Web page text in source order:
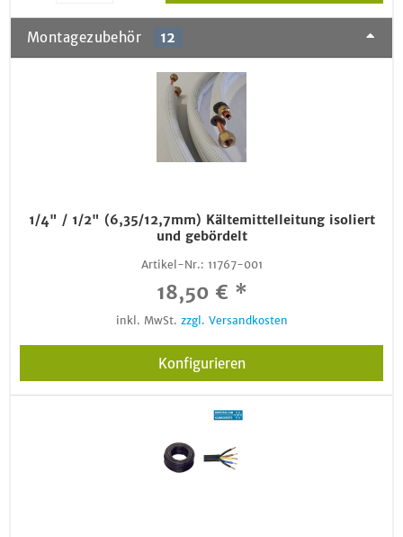
Montagezubehör 12
1/4" / 1/2" (6,35/12,7mm) Kältemittelleitung isoliert
und gebördelt
Artikel-Nr.: 11767-001
18,50 € *
inkl. MwSt. zzgl. Versandkosten
Konfigurieren